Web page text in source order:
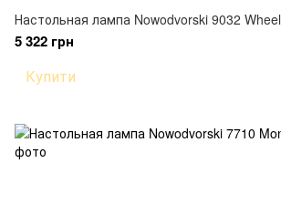
Настольная лампа Nowodvorski 9032 Wheel
5 322 грн
Купити